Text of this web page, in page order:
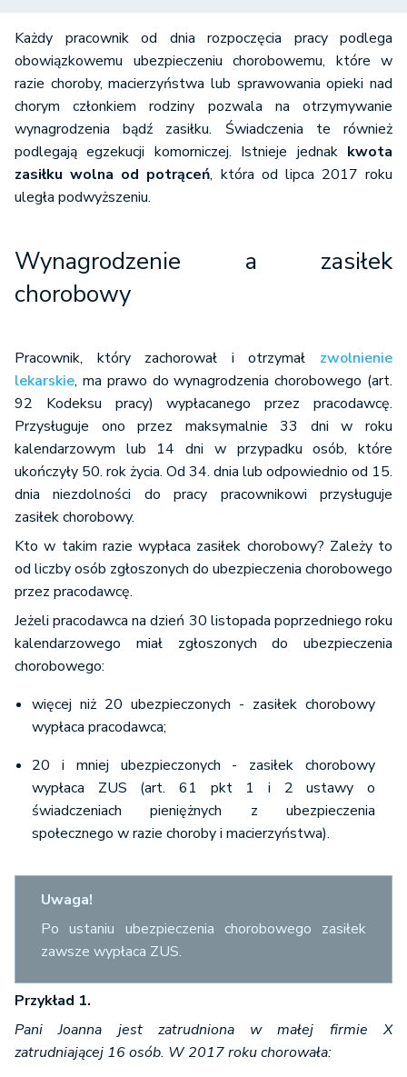
Każdy pracownik od dnia rozpoczęcia pracy podlega
obowiązkowemu ubezpieczeniu chorobowemu, które w
razie choroby, macierzyństwa lub sprawowania opieki nad
chorym członkiem rodziny pozwala na otrzymywanie
wynagrodzenia bądź zasiłku. Świadczenia te również
podlegają egzekucji komorniczej. Istnieje jednak kwota
zasiłku wolna od potrąceń, która od lipca 2017 roku
uległa podwyższeniu.
Wynagrodzenie a zasiłek
chorobowy
Pracownik, który zachorował i otrzymał zwolnienie
lekarskie, ma prawo do wynagrodzenia chorobowego (art.
92 Kodeksu pracy) wypłacanego przez pracodawcę.
Przysługuje ono przez maksymalnie 33 dni w roku
kalendarzowym lub 14 dni w przypadku osób, które
ukończyły 50. rok życia. Od 34. dnia lub odpowiednio od 15.
dnia niezdolności do pracy pracownikowi przysługuje
zasiłek chorobowy.
Kto w takim razie wypłaca zasiłek chorobowy? Zależy to
od liczby osób zgłoszonych do ubezpieczenia chorobowego
przez pracodawcę.
Jeżeli pracodawca na dzień 30 listopada poprzedniego roku
kalendarzowego miał zgłoszonych do ubezpieczenia
chorobowego:
więcej niż 20 ubezpieczonych - zasiłek chorobowy
wypłaca pracodawca;
20 i mniej ubezpieczonych - zasiłek chorobowy
wypłaca ZUS (art. 61 pkt 1 i 2 ustawy o
świadczeniach pieniężnych z ubezpieczenia
społecznego w razie choroby i macierzyństwa).
Uwaga!
Po ustaniu ubezpieczenia chorobowego zasiłek
zawsze wypłaca ZUS.
Przykład 1.
Pani Joanna jest zatrudniona w małej firmie X
zatrudniającej 16 osób. W 2017 roku chorowała: